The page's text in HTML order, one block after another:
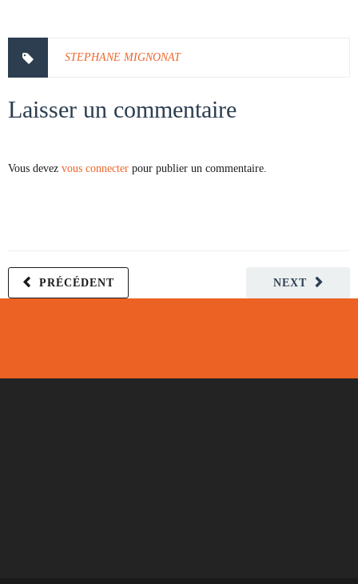
STEPHANE MIGNONAT
Laisser un commentaire
Vous devez vous connecter pour publier un commentaire.
NEXT
PRÉCÉDENT